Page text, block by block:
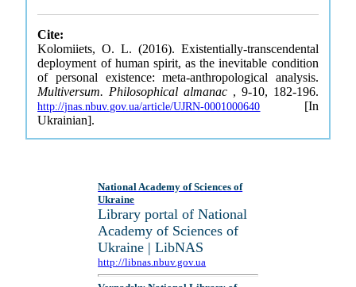
Cite:
Kolomiiets, O. L. (2016). Existentially-transcendental
deployment of human spirit, as the inevitable condition
of personal existence: meta-anthropological analysis.
Multiversum. Philosophical almanac , 9-10, 182-196.
http://jnas.nbuv.gov.ua/article/UJRN-0001000640 [In
Ukrainian].
National Academy of Sciences of
Ukraine
Library portal of National
Academy of Sciences of
Ukraine | LibNAS
http://libnas.nbuv.gov.ua